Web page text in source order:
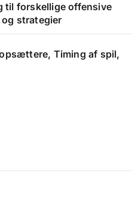
til forskellige offensive
strategier
Timing af spil,